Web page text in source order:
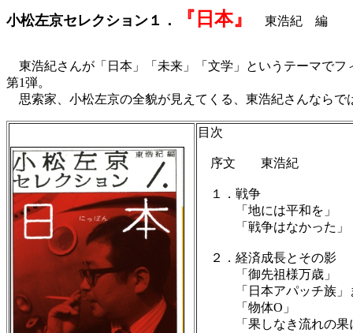
小松左京セレクション１． 『日本』 東浩紀 編
東浩紀さんが「日本」「未来」「文学」というテーマで
第1弾。
思索家、小松左京の全貌が見えてくる、東浩紀さんならで
目次
序文 東浩紀
１．戦争
「地には平和を」
「戦争はなかった」
２．経済成長とその影
「御先祖様万歳」
「日本アパッチ族」
「物体O」
「果しなき流れの果に